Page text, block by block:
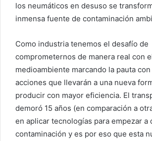
los neumáticos en desuso se
inmensa fuente de contaminación
Como industria tenemos el desafío de
comprometernos de manera real con
medioambiente marcando la pauta
acciones que llevarán a una nueva
producir con mayor eficiencia. El
demoró 15 años (en comparación a
en aplicar tecnologías para empezar a
contaminación y es por eso que esta